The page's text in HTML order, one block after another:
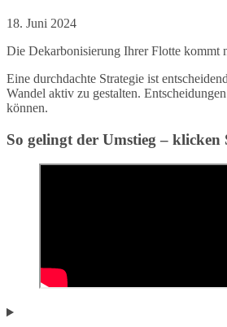
18. Juni 2024
Die Dekarbonisierung Ihrer Flotte kommt
Eine durchdachte Strategie ist
Wandel aktiv zu gestalten.
können.
So gelingt der Umstieg – klicken